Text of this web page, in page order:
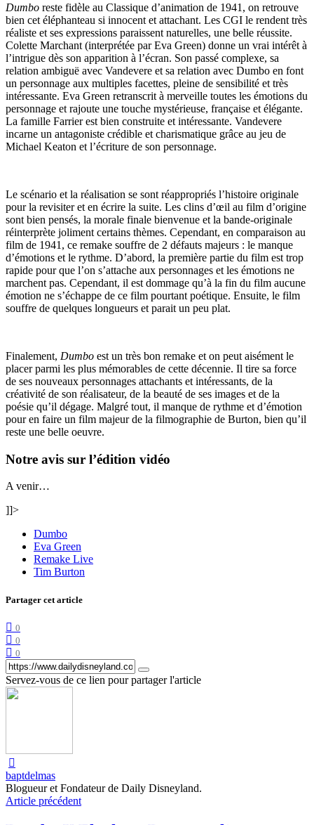
Dumbo reste fidèle au Classique d’animation de 1941, on retrouve
bien cet éléphanteau si innocent et attachant. Les CGI le rendent très
réaliste et ses expressions paraissent naturelles, une belle réussite.
Colette Marchant (interprétée par Eva Green) donne un vrai intérêt à
l’intrigue dès son apparition à l’écran. Son passé complexe, sa
relation ambiguë avec Vandevere et sa relation avec Dumbo en font
un personnage aux multiples facettes, pleine de sensibilité et très
intéressante. Eva Green retranscrit à merveille toutes les émotions du
personnage et rajoute une touche mystérieuse, française et élégante.
La famille Farrier est bien construite et intéressante. Vandevere
incarne un antagoniste crédible et charismatique grâce au jeu de
Michael Keaton et l’écriture de son personnage.
Le scénario et la réalisation se sont réappropriés l’histoire originale
pour la revisiter et en écrire la suite. Les clins d’œil au film d’origine
sont bien pensés, la morale finale bienvenue et la bande-originale
réinterprète joliment certains thèmes. Cependant, en comparaison au
film de 1941, ce remake souffre de 2 défauts majeurs : le manque
d’émotions et le rythme. D’abord, la première partie du film est trop
rapide pour que l’on s’attache aux personnages et les émotions ne
marchent pas. Cependant, il est dommage qu’à la fin du film aucune
émotion ne s’échappe de ce film pourtant poétique. Ensuite, le film
souffre de quelques longueurs et parait un peu plat.
Finalement, Dumbo est un très bon remake et on peut aisément le
placer parmi les plus mémorables de cette décennie. Il tire sa force
de ses nouveaux personnages attachants et intéressants, de la
créativité de son réalisateur, de la beauté de ses images et de la
poésie qu’il dégage. Malgré tout, il manque de rythme et d’émotion
pour en faire un film majeur de la filmographie de Burton, bien qu’il
reste une belle oeuvre.
Notre avis sur l’édition vidéo
A venir…
]]>
Dumbo
Eva Green
Remake Live
Tim Burton
Partager cet article
0
0
0
Servez-vous de ce lien pour partager l'article
baptdelmas
Blogueur et Fondateur de Daily Disneyland.
Article précédent